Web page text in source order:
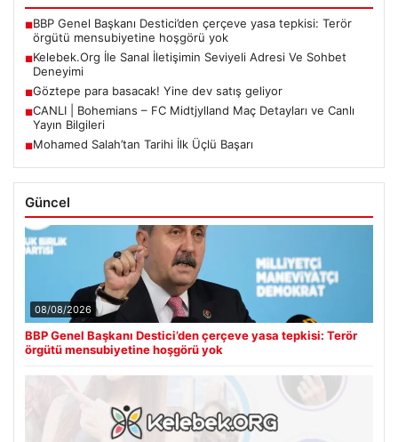
■BBP Genel Başkanı Destici’den çerçeve yasa tepkisi: Terör
örgütü mensubiyetine hoşgörü yok
■Kelebek.Org İle Sanal İletişimin Seviyeli Adresi Ve Sohbet
Deneyimi
■Göztepe para basacak! Yine dev satış geliyor
■CANLI | Bohemians – FC Midtjylland Maç Detayları ve Canlı
Yayın Bilgileri
■Mohamed Salah’tan Tarihi İlk Üçlü Başarı
Güncel
08/08/2026
BBP Genel Başkanı Destici’den çerçeve yasa tepkisi: Terör
örgütü mensubiyetine hoşgörü yok